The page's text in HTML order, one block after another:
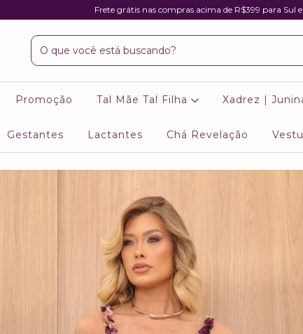
Frete grátis nas compras acima de R$399 para Sul
Promoção Tal Mãe Tal Filha Xadrez |
Gestantes Lactantes Chá Revelação